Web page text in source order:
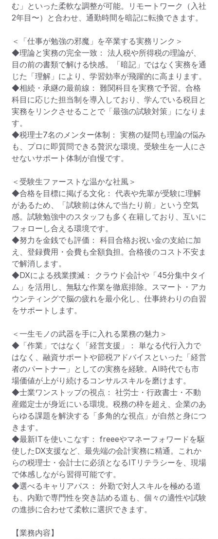
む」といった柔軟な調整が可能。リモートワーク（入社
2年目〜）と合わせ、通勤時間を暗記に転換できます。
＜「仕事が勉強の邪魔」を卒業する実務リンク＞
◆理論と実務の完全一致： 法人税や所得税の理論が、
目の前の書類で解ける快感。「暗記」ではなく実務を通
じた「理解」により、学習効率が飛躍的に高まります。
◆相続・承継の最前線： 難関科目を実務で予習。合格
科目に応じた担当制を導入しており、学んでいる税目と
実務をリンクさせることで「最強の試験対策」になりま
す。
◆税理士7名のメンター体制： 実務の疑問も理論の悩み
も、プロに即質問できる贅沢な環境。受験生を一人にさ
せないサポート体制が自慢です。
＜受験生ファーストな温かな社風＞
◆合格を目標に掲げる文化： 代表や先輩が受験に理解
があるため、「試験前は休んで当たり前」という空気
感。試験勉強中のスタッフも多く在籍しており、互いに
フォローし合える環境です。
◆努力を金銭でも評価： 科目合格お祝い金の支給に加
え、登録費用・会費も全額負担。合格後のコスト不安ま
で解消します。
◆DXによる残業撲滅： クラウド会計や「45分集中タイ
ム」を活用し、無駄な作業を徹底排除。スマート・アカ
ウンティングで脳の疲れを最小化し、仕事終わりの自習
をサポートします。
＜一生モノの武器を手に入れる業務の魅力＞
◆「作業」ではなく「経営支援」： 単なる代行入力で
はなく、融資サポートや節税アドバイスといった「経営
者のパートナー」としての実務を経験。AI時代でも市
場価値が上がり続けるコンサルスキルを磨けます。
◆士業ワンストップの視点： 社労士・行政書士・不動
産鑑定士が身近にいる環境。税務の枠を超え、企業のあ
らゆる課題を解決する「多角的な視点」が自然と身につ
きます。
◆最新ITを使いこなす： freeeやマネーフォワードを駆
使したDX支援など、最先端の会計実務に精通。これか
らの税理士・会計士に必須となるITリテラシーを、現場
で体感しながら習得可能です。
◆選べるキャリアパス： 外勤で対人スキルを極める道
も、内勤で専門性を突き詰める道も、個々の適性や試験
の進捗に合わせて柔軟に選択できます。
【業務内容】